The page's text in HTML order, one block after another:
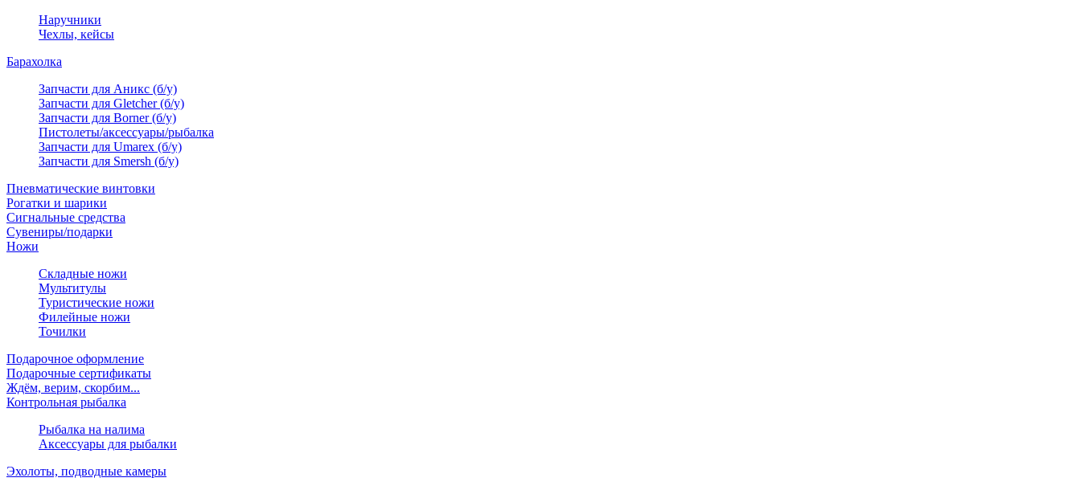
Наручники
Чехлы, кейсы
Барахолка
Запчасти для Аникс (б/у)
Запчасти для Gletcher (б/у)
Запчасти для Borner (б/у)
Пистолеты/аксессуары/рыбалка
Запчасти для Umarex (б/у)
Запчасти для Smersh (б/у)
Пневматические винтовки
Рогатки и шарики
Сигнальные средства
Сувениры/подарки
Ножи
Складные ножи
Мультитулы
Туристические ножи
Филейные ножи
Точилки
Подарочное оформление
Подарочные сертификаты
Ждём, верим, скорбим...
Контрольная рыбалка
Рыбалка на налима
Аксессуары для рыбалки
Эхолоты, подводные камеры